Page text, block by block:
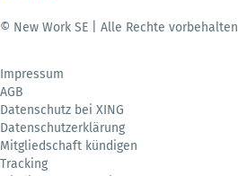
© New Work SE | Alle Rechte vorbehalten
Impressum
AGB
Datenschutz bei XING
Datenschutzerklärung
Mitgliedschaft kündigen
Tracking